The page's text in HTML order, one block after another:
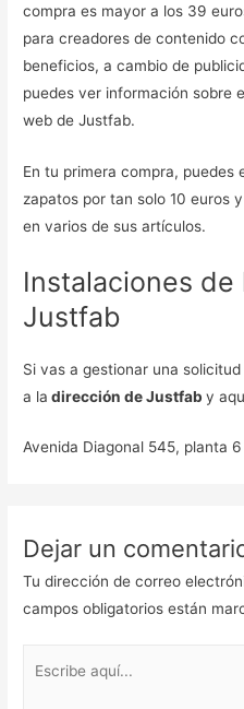
compra es mayor a los 39
para creadores de contenido
beneficios, a cambio de
puedes ver información sobre
web de Justfab.
En tu primera compra, puedes
zapatos por tan solo 10 euros
en varios de sus artículos.
Instalaciones de
Justfab
Si vas a gestionar una
a la dirección de Justfaby
Avenida Diagonal 545, planta
Dejar un
Tu dirección de correo
campos obligatorios están